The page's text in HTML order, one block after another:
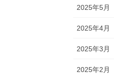
2025年5月
2025年4月
2025年3月
2025年2月